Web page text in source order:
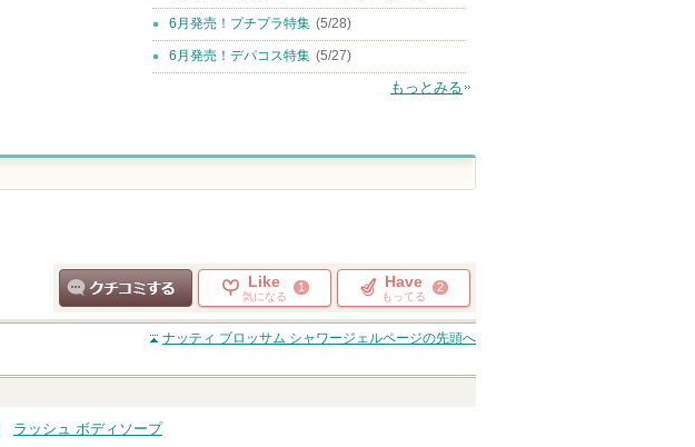
6月発売！プチプラ特集 (5/28)
6月発売！デパコス特集 (5/27)
もっとみる
クチコミする
Like
気になる
1 Have
もってる
2
ナッティ ブロッサム シャワージェルページの先頭へ
ラッシュ ボディソープ